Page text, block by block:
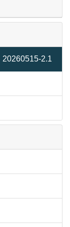
20260515-2.1